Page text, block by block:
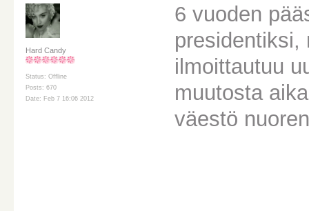
Hard Candy
Status: Offline
Posts: 670
Date: Feb 7 16:06 2012
6 vuoden
presidentiksi,
ilmoittautuu
muutosta
väestö